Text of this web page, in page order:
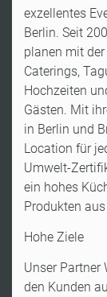
exzellentes
Berlin. Seit
planen mit
Caterings,
Hochzeiten
Gästen. Mit
in Berlin und
Location für
Umwelt-
ein hohes
Produkten
Hohe Ziele
Unser Partner
den Kunden